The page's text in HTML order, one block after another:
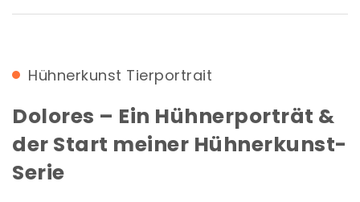
Hühnerkunst Tierportrait
Dolores – Ein Hühnerporträt &
der Start meiner Hühnerkunst-
Serie